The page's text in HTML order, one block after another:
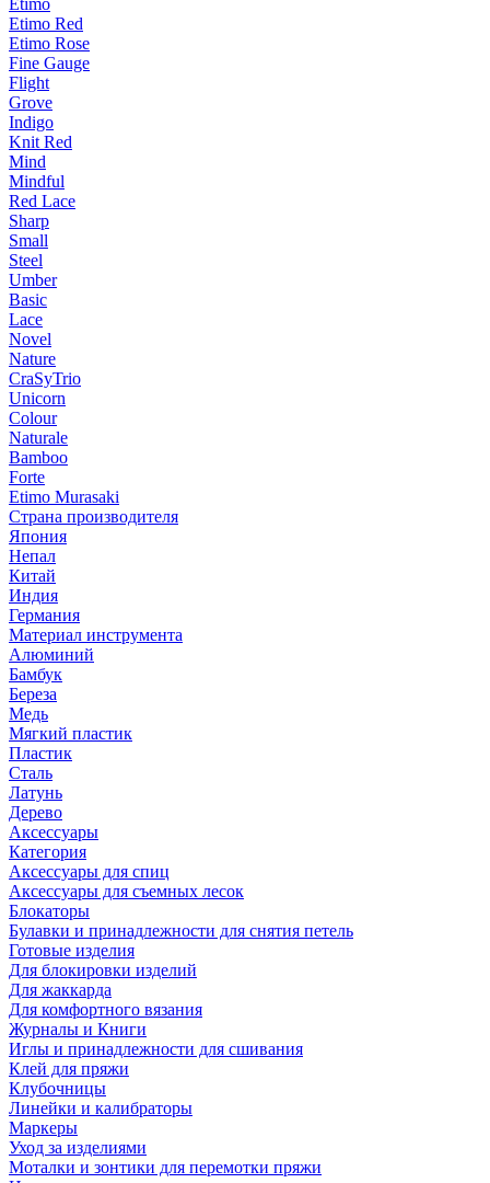
Etimo
Etimo Red
Etimo Rose
Fine Gauge
Flight
Grove
Indigo
Knit Red
Mind
Mindful
Red Lace
Sharp
Small
Steel
Umber
Basic
Lace
Novel
Nature
CraSyTrio
Unicorn
Colour
Naturale
Bamboo
Forte
Etimo Murasaki
Страна производителя
Япония
Непал
Китай
Индия
Германия
Материал инструмента
Алюминий
Бамбук
Береза
Медь
Мягкий пластик
Пластик
Сталь
Латунь
Дерево
Аксессуары
Категория
Аксессуары для спиц
Аксессуары для съемных лесок
Блокаторы
Булавки и принадлежности для снятия петель
Готовые изделия
Для блокировки изделий
Для жаккарда
Для комфортного вязания
Журналы и Книги
Иглы и принадлежности для сшивания
Клей для пряжи
Клубочницы
Линейки и калибраторы
Маркеры
Уход за изделиями
Моталки и зонтики для перемотки пряжи